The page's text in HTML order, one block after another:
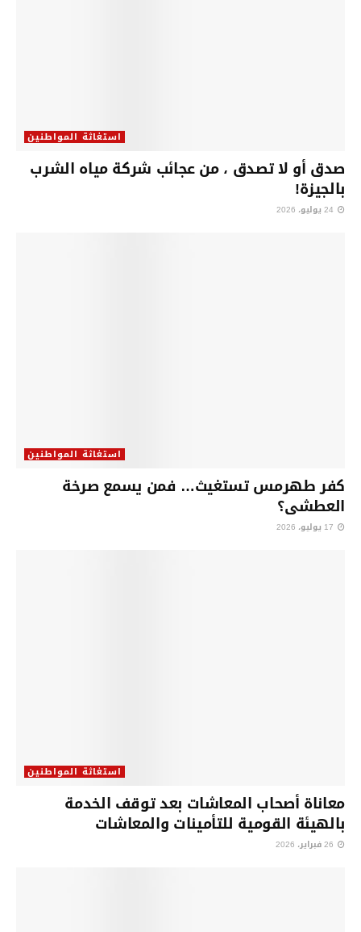
استغاثة المواطنين
صدق أو لا تصدق ، من عجائب شركة مياه الشرب
بالجيزة!
استغاثة المواطنين
كفر طهرمس تستغيث… فمن يسمع صرخة
العطشى؟
استغاثة المواطنين
معاناة أصحاب المعاشات بعد توقف الخدمة
بالهيئة القومية للتأمينات والمعاشات